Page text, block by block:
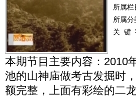
所属栏
所属分
关 键
本期节目主要内容：2010
池的山神庙做考古发掘时
额完整，上面有彩绘的二